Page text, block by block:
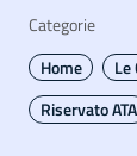
Categorie
Home
Le
Riservato ATA